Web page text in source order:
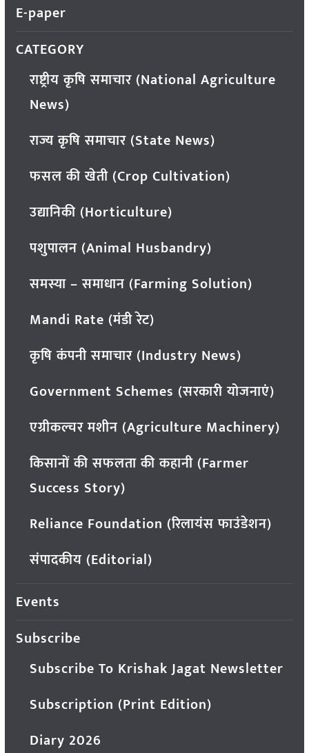
E-paper
CATEGORY
राष्ट्रीय कृषि समाचार (National Agriculture
News)
राज्य कृषि समाचार (State News)
फसल की खेती (Crop Cultivation)
उद्यानिकी (Horticulture)
पशुपालन (Animal Husbandry)
समस्या – समाधान (Farming Solution)
Mandi Rate (मंडी रेट)
कृषि कंपनी समाचार (Industry News)
Government Schemes (सरकारी योजनाएं)
एग्रीकल्चर मशीन (Agriculture Machinery)
किसानों की सफलता की कहानी (Farmer
Success Story)
Reliance Foundation (रिलायंस फाउंडेशन)
संपादकीय (Editorial)
Events
Subscribe
Subscribe To Krishak Jagat Newsletter
Subscription (Print Edition)
Diary 2026